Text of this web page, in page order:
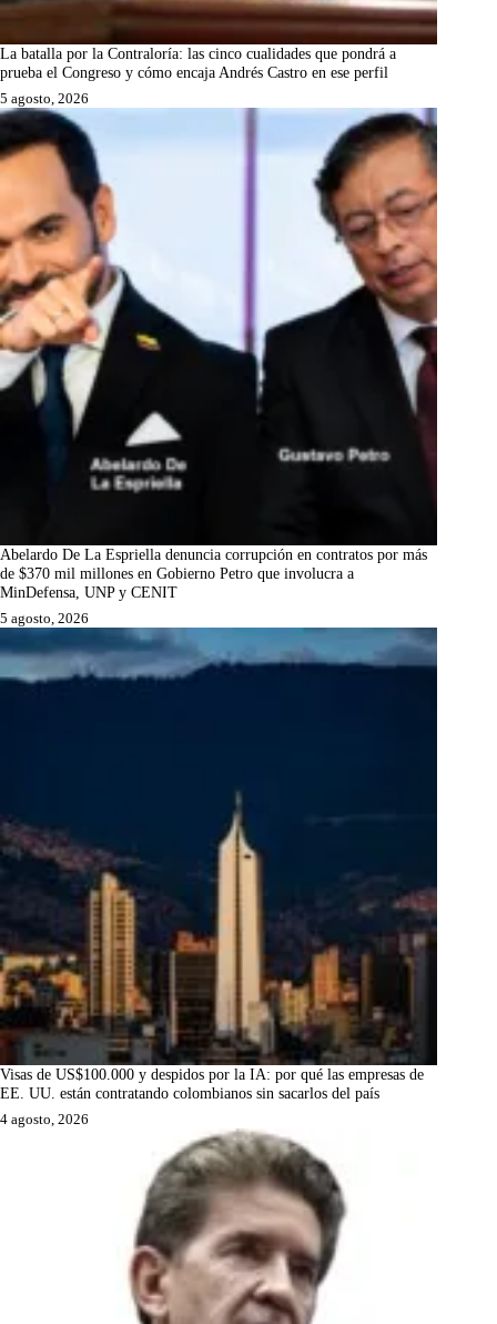
La batalla por la Contraloría: las cinco cualidades que pondrá a
prueba el Congreso y cómo encaja Andrés Castro en ese perfil
5 agosto, 2026
Abelardo De La Espriella denuncia corrupción en contratos por más
de $370 mil millones en Gobierno Petro que involucra a
MinDefensa, UNP y CENIT
5 agosto, 2026
Visas de US$100.000 y despidos por la IA: por qué las empresas de
EE. UU. están contratando colombianos sin sacarlos del país
4 agosto, 2026